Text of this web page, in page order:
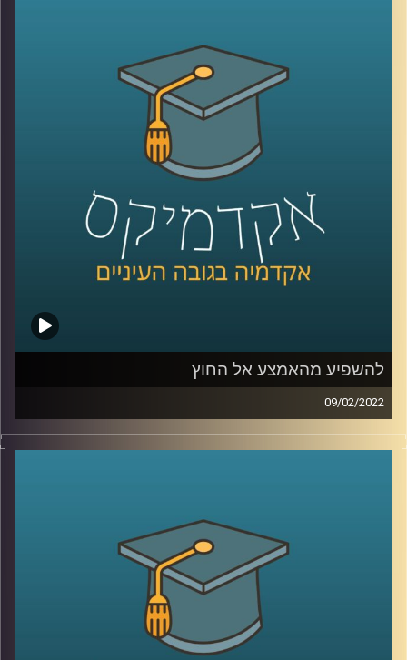
האזינו לשיחה שקיימתי עם ד"ר שירי רזניק, פסיכולוגית חברתית
וחוקרת תקשורת, מרצת הקורס "ייצוגים של אהבה וזוגיות
בתרבות הפופולארית".
לשיחה עם ד"ר שירי רזניק על איך ילדות תופסות סיפורי אהבה
לשיחה עם ד"ר רזניק עם הקשר בין אהבה לצרכנות –
להשפיע מהאמצע אל החוץ
09/02/2022
אני משערת שרובכם ורובכן שמעתם על שינויים מהשטח,
כלומר מלמעטה ומשם עולים "למעלה" אל מקבלי ההחלטות
לקיימות, מציינת שיש עוד מקור ממנו יכולים להגיע שינויים.
האמצע. אז מיהם אותם "אנשי אמצע" ולמה הם כל כך
חשובים? האזינו לשיחה.
לשיחה שקיימתי עם פרופ' יעל פרג על מכסות פחמן אישיות –